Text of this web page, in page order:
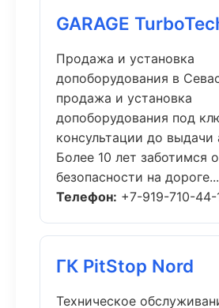
GARAGE
Продажа и установка
допоборудования в
продажа и установка
допоборудования под
консультации до выдачи
Более 10 лет заботимся о
безопасности на
Телефон: +7-919-710-44-
ГК PitStop Nord
Техническое